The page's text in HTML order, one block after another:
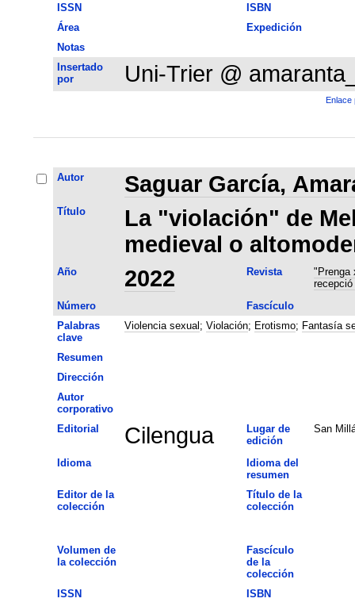
ISSN
ISBN
Área
Expedición
Notas
Insertado
por
Uni-Trier @
Enlace
Autor Saguar García,
Título
La "violación" de
medieval o
Año 2022 Revista
"Prenga
Número
Fascículo
Palabras
clave
Violencia sexual ; Violación; Erotismo; Fantasía
Resumen
Dirección
Autor
corporativo
Editorial
Cilengua
Lugar de
edición
San
Idioma
Idioma del
resumen
Editor de la
colección
Título de la
colección
Volumen de
la colección
Fascículo
de la
colección
ISSN
ISBN